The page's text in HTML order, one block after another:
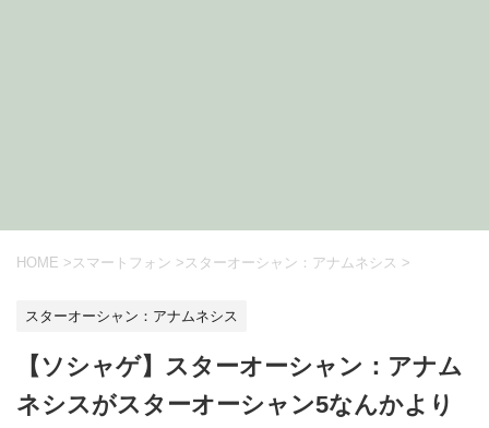
HOME > スマートフォン > スターオーシャン：アナムネシス >
スターオーシャン：アナムネシス
【ソシャゲ】スターオーシャン：アナム
ネシスがスターオーシャン5なんかより